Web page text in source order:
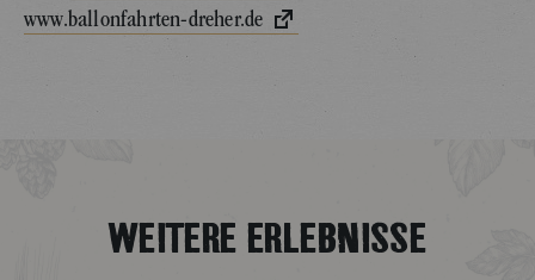
www.ballonfahrten-dreher.de
WEITERE ERLEBNISSE